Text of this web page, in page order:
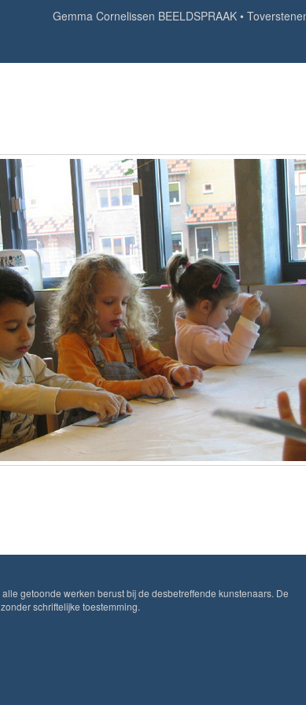
Gemma Cornelissen BEELDSPRAAK
getoonde werken berust bij de desbetreffende kunstenaars. De
schriftelijke toestemming.